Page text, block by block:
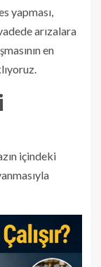
yapması,
arızalara
en
içindeki